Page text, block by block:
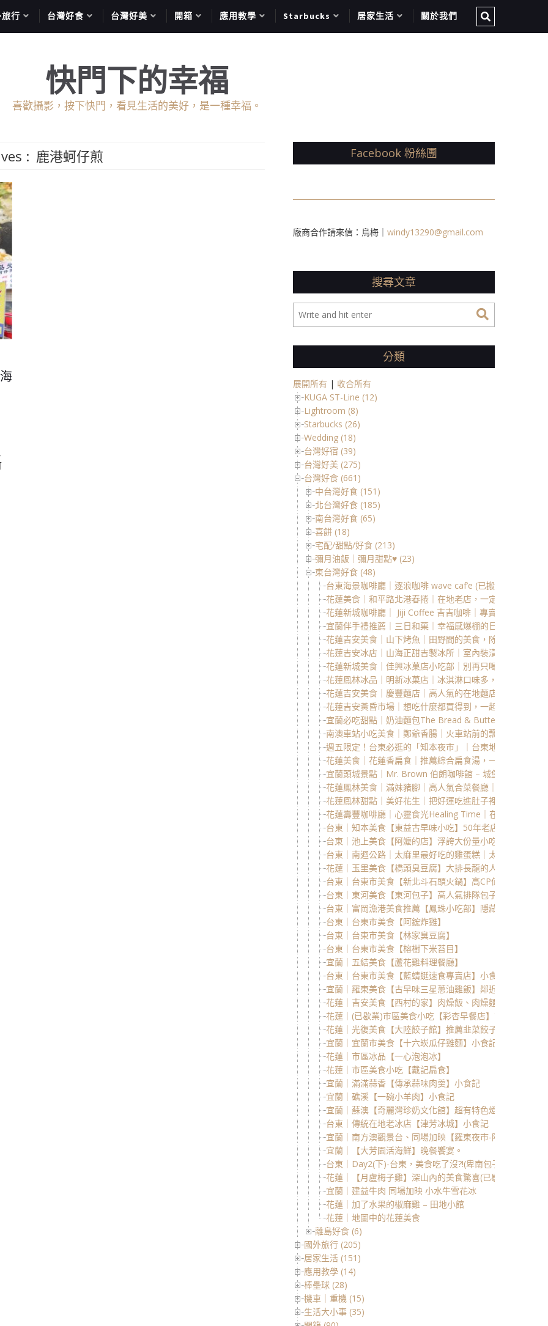
行 台灣好食 台灣好美 開箱 應用教學 Starbucks 居家生活 關於我們
快門下的幸福
喜歡攝影，按下快門，看見生活的美好，是一種幸福。
: 鹿港蚵仔煎 Facebook 粉絲團
廠商合作請來信：烏梅｜ windy13290@gmail.com
搜尋文章
分類
展開所有 | 收合所有
KUGA ST-Line (12)
Lightroom (8)
Starbucks (26)
Wedding (18)
台灣好宿 (39)
台灣好美 (275)
台灣好食 (661)
中台灣好食 (151)
北台灣好食 (185)
南台灣好食 (65)
喜餅 (18)
宅配/甜點/好食 (213)
彌月油飯｜彌月甜點♥ (23)
東台灣好食 (48)
台東海景咖啡廳｜逐浪咖啡 wave caf’e (已搬遷、更名)
花蓮美食｜和平路北港春捲｜在地老店，一定要吃的古早
花蓮新城咖啡廳｜ Jiji Coffee 吉吉咖啡｜專賣北海道日式
宜蘭伴手禮推薦｜三日和菓｜幸福感爆棚的日式水果大福
花蓮吉安美食｜山下烤魚｜田野間的美食，除了烤魚必吃
花蓮吉安冰店｜山海正甜吉製冰所｜室內裝潢質感明亮｜
花蓮新城美食｜佳興冰菓店小吃部｜別再只喝檸檬汁｜在
花蓮鳳林冰品｜明新冰菓店｜冰淇淋口味多，兩球才50元
花蓮吉安美食｜慶豐麵店｜高人氣的在地麵店，想吃記得
花蓮吉安黃昏市場｜想吃什麼都買得到，一起體驗在地氛
宜蘭必吃甜點｜奶油麵包The Bread & Butter Bakery｜九
南澳車站小吃美食｜鄭爺香腸｜火車站前的飄香美味，推
週五限定！台東必逛的「知本夜市」｜台東地瓜球、酥炸
花蓮美食｜花蓮香扁食｜推薦綜合扁食湯，一次享有鮮肉
宜蘭頭城景點｜Mr. Brown 伯朗咖啡館 – 城堡二門市｜來
花蓮鳳林美食｜滿妹豬腳｜高人氣合菜餐廳｜林田山林業
花蓮鳳林甜點｜美好花生｜把好運吃進肚子裡，來碗花生
花蓮壽豐咖啡廳｜心靈食光Healing Time｜在老宅中遇見
台東｜知本美食【東益古早味小吃】50年老店餐館～推薦
台東｜池上美食【阿嬤的店】浮誇大份量小吃店，每道菜
台東｜南迴公路｜太麻里最好吃的雞蛋糕｜太麻里馨香蘭
花蓮｜玉里美食【橋頭臭豆腐】大排長龍的人氣美味！
台東｜台東市美食【新北斗石頭火鍋】高CP值老字號火鍋
台東｜東河美食【東河包子】高人氣排隊包子店
台東｜富岡漁港美食推薦【鳳珠小吃部】隱藏版的平價好
台東｜台東市美食【阿鋐炸雞】
台東｜台東市美食【林家臭豆腐】
台東｜台東市美食【榕樹下米苔目】
宜蘭｜五結美食【蘆花雞料理餐廳】
台東｜台東市美食【藍蜻蜓速食專賣店】小食記
宜蘭｜羅東美食【古早味三星蔥油雞飯】鄰近羅東夜市
花蓮｜吉安美食【西村的家】肉燥飯、肉燥麵
花蓮｜(已歇業)市區美食小吃【彩杏早餐店】古早味碗粿、
花蓮｜光復美食【大陸餃子館】推薦韭菜餃子！
宜蘭｜宜蘭市美食【十六崁瓜仔雞麵】小食記
花蓮｜市區冰品【一心泡泡冰】
花蓮｜市區美食小吃【戴記扁食】
宜蘭｜滿滿蒜香【傳承蒜味肉羹】小食記
宜蘭｜礁溪【一碗小羊肉】小食記
宜蘭｜蘇澳【奇麗灣珍奶文化館】超有特色燈泡造型珍奶
台東｜傳統在地老冰店【津芳冰城】小食記
宜蘭｜南方澳觀景台、同場加映【羅東夜市-阿灶伯羊肉】
宜蘭｜【大芳園活海鮮】晚餐饗宴。
台東｜Day2(下)-台東，美食吃了沒?!(卑南包子、卑南豬
花蓮｜【月盧梅子雞】深山內的美食驚喜(已歇業)
宜蘭｜建益牛肉 同場加映 小水牛雪花冰
花蓮｜加了水果的椒麻雞 – 田地小館
花蓮｜地圖中的花蓮美食
離島好食 (6)
國外旅行 (205)
居家生活 (151)
應用教學 (14)
棒壘球 (28)
機車｜重機 (15)
生活大小事 (35)